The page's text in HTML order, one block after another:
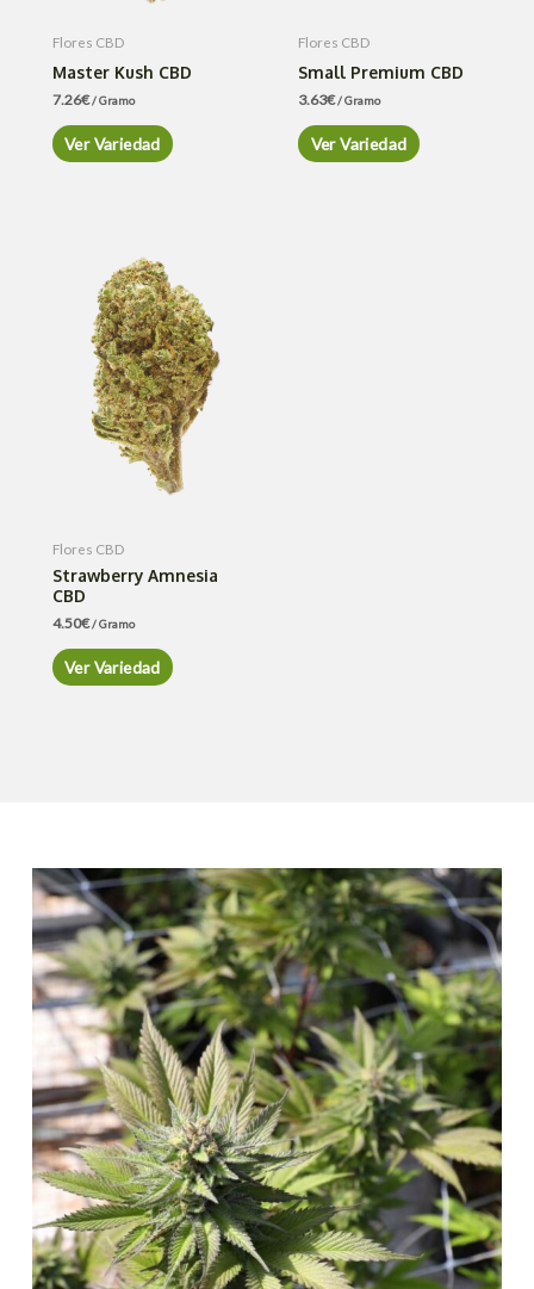
Flores CBD
Master Kush CBD
7.26€/ Gramo
Ver Variedad
Flores CBD
Small Premium CBD
3.63€/ Gramo
Ver Variedad
Flores CBD
Strawberry Amnesia
CBD
4.50€/ Gramo
Ver Variedad